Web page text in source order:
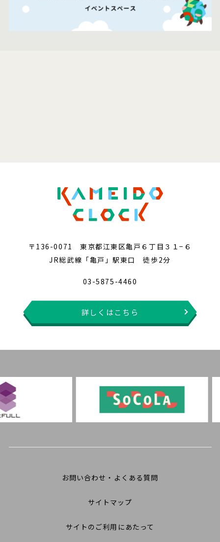
〒136-0071 東京都江東区亀戸６丁目３１−６
JR総武線「亀戸」駅東口 徒歩2分
03-5875-4460
詳しくはこちら
お問い合わせ・よくある質問
サイトマップ
サイトのご利用にあたって